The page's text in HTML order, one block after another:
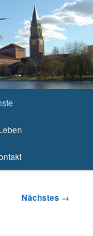
Nächstes →